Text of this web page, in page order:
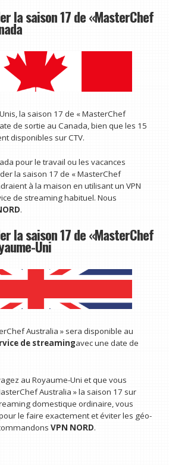
la saison 17 de «MasterChef
la saison 17 de « MasterChef
de sortie au Canada, bien que les 15
disponibles sur CTV.
pour le travail ou les vacances
la saison 17 de « MasterChef
à la maison en utilisant un VPN
de streaming habituel. Nous
.
la saison 17 de «MasterChef
Uni
Australia » sera disponible au
de streamingavec une date de
au Royaume-Uni et que vous
Australia » la saison 17 sur
domestique ordinaire, vous
le faire exactement et éviter les géo-
VPN NORD.